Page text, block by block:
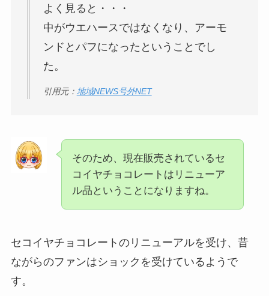
よく見ると・・・
中がウエハースではなくなり、アーモ
ンドとパフになったということでし
た。
引用元： 地域NEWS号外NET
そのため、現在販売されているセ
コイヤチョコレートはリニューア
ル品ということになりますね。
セコイヤチョコレートのリニューアルを受け、昔
ながらのファンはショックを受けているようで
す。